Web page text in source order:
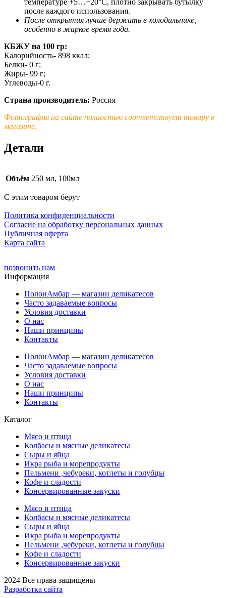
после каждого использования.
После открытия лучше держать в холодильнике,
особенно в жаркое время года.
КБЖУ на 100 гр:
Калорийность- 898 ккал;
Белки- 0 г;
Жиры- 99 г;
Углеводы-0 г.
Страна производитель: Россия
Фотография на сайте полностью соответствует товару в
магазине.
Детали
Объём 250 мл, 100мл
С этим товаром берут
Политика конфиденциальности
Cогласие на обработку персональных данных
Публичная оферта
Карта сайта
позвонить нам
Информация
ПолонАмбар — магазин деликатесов
Часто задаваемые вопросы
Условия доставки
О нас
Наши принципы
Контакты
ПолонАмбар — магазин деликатесов
Часто задаваемые вопросы
Условия доставки
О нас
Наши принципы
Контакты
Каталог
Мясо и птица
Колбасы и мясные деликатесы
Сыры и яйца
Икра рыба и морепродукты
Пельмени ,чебуреки, котлеты и голубцы
Кофе и сладости
Консервированные закуски
Мясо и птица
Колбасы и мясные деликатесы
Сыры и яйца
Икра рыба и морепродукты
Пельмени ,чебуреки, котлеты и голубцы
Кофе и сладости
Консервированные закуски
2024 Все права защищены
Разработка сайта